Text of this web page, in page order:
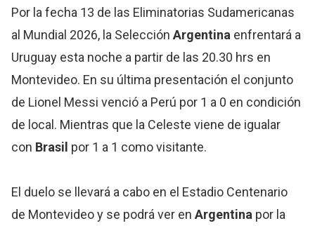
Por la fecha 13 de las Eliminatorias Sudamericanas
al Mundial 2026, la Selección Argentina enfrentará a
Uruguay esta noche a partir de las 20.30 hrs en
Montevideo. En su última presentación el conjunto
de Lionel Messi venció a Perú por 1 a 0 en condición
de local. Mientras que la Celeste viene de igualar
con Brasil por 1 a 1 como visitante.
El duelo se llevará a cabo en el Estadio Centenario
de Montevideo y se podrá ver en Argentina por la